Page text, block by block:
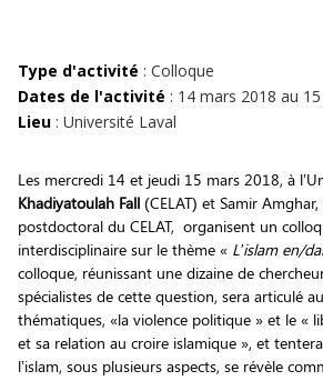
Type d'activité : Colloque
Dates de l'activité : 14 mars 2018 au
Lieu: Université Laval
Les mercredi 14 et jeudi 15 mars 2018, à
Khadiyatoulah Fall(CELAT) et Samir
postdoctoral du CELAT, organisent un
interdisciplinaire sur le thème « L’islam en/
colloque, réunissant une dizaine de
spécialistes de cette question, sera articulé
thématiques, «la violence politique » et le «
et sa relation au croire islamique », et
l’islam, sous plusieurs aspects, se révèle